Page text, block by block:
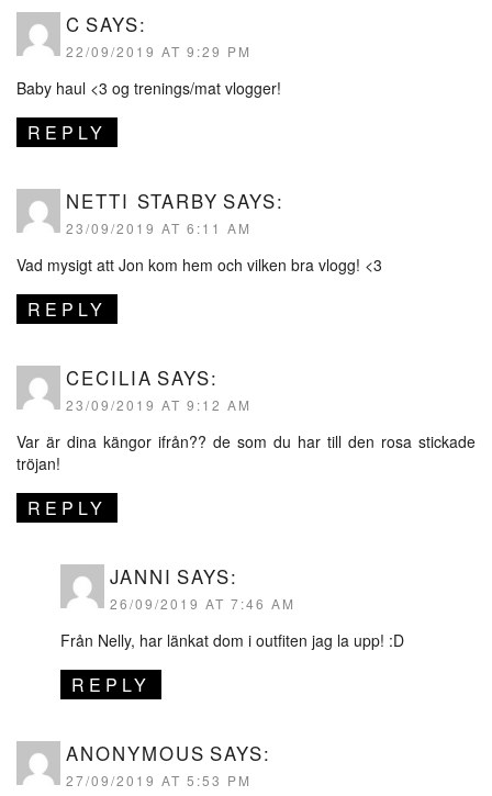
C SAYS:
22/09/2019 AT 9:29 PM
Baby haul <3 og trenings/mat vlogger!
REPLY
NETTI STARBY SAYS:
23/09/2019 AT 6:11 AM
Vad mysigt att Jon kom hem och vilken bra vlogg! <3
REPLY
CECILIA SAYS:
23/09/2019 AT 9:12 AM
Var är dina kängor ifrån?? de som du har till den rosa stickade
tröjan!
REPLY
JANNI SAYS:
26/09/2019 AT 7:46 AM
Från Nelly, har länkat dom i outfiten jag la upp! :D
REPLY
ANONYMOUS SAYS:
27/09/2019 AT 5:53 PM